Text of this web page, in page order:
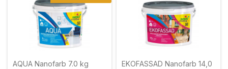
AQUA Nanofarb 7.0 kg
EKOFASSAD Nanofarb 14,0